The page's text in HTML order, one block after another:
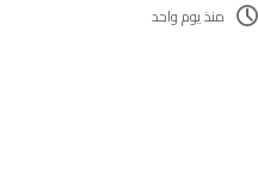
منذ يوم واحد